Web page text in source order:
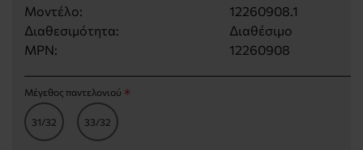
Μοντέλο:
12260908.1
Διαθεσιμότητα:
Διαθέσιμο
MPN:
12260908
Μέγεθος παντελονιού
31/32 33/32